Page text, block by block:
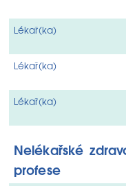
Lékař(ka)
Lékař(ka)
Lékař(ka)
Nelékařské
profese